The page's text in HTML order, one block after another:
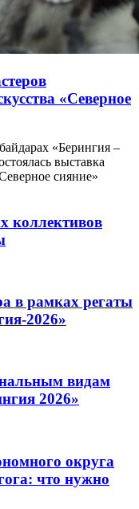
«Северное
«Берингия –
выставка
сияние»
коллективов
в рамках регаты
2026»
видам
2026»
округа
что нужно